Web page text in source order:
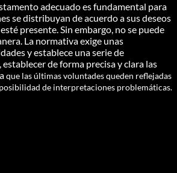
adecuado es fundamental para
se distribuyan de acuerdo a sus deseos
presente. Sin embargo, no se puede
La normativa exige unas
y establece una serie de
de forma precisa y clara las
que las últimas voluntades queden reflejadas
de interpretaciones problemáticas.